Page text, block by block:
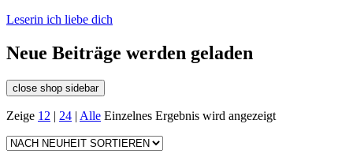
Leserin ich liebe dich
Neue Beiträge werden geladen
close shop sidebar
Zeige 12 | 24 | Alle Einzelnes Ergebnis wird angezeigt